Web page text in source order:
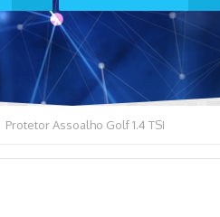
Protetor Assoalho Golf 1.4 TSI